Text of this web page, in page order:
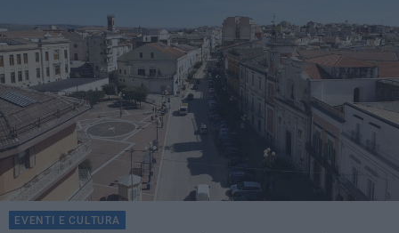
EVENTI E CULTURA